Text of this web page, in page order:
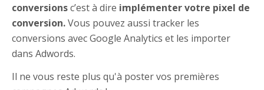
conversionsc’est à dire implémenter votre pixel de
conversion.Vous pouvez aussi tracker les
conversions avec Google Analytics et les importer
dans Adwords.
Il ne vous reste plus qu'à poster vos premières